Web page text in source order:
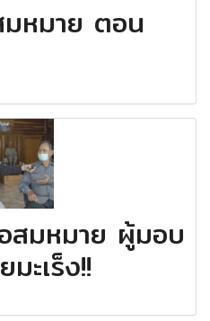
หมาย ตอน
มหมาย ผู้มอบ
ะเร็ง!!